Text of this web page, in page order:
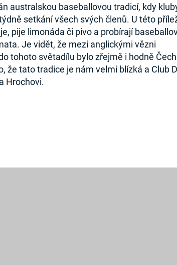
australskou baseballovou tradicí, kdy
setkání všech svých členů. U této
pije limonáda či pivo a probírají
Je vidět, že mezi anglickými vězni
tohoto světadílu bylo zřejmě i hodně
že tato tradice je nám velmi blízká a Club
Hrochovi.